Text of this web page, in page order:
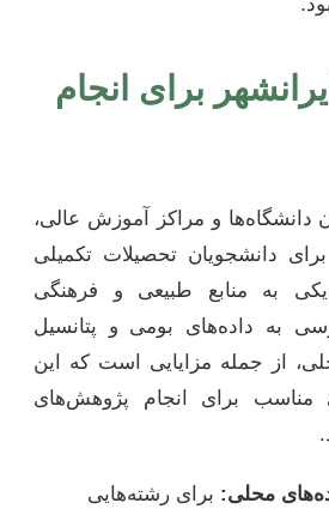
برای انجام
دانشگاه‌ها و مراکز آموزش عالی،
دانشجویان تحصیلات تکمیلی
به منابع طبیعی و فرهنگی
به داده‌های بومی و پتانسیل
از جمله مزایایی است که این
مناسب برای انجام پژوهش‌های
محلی: برای رشته‌هایی